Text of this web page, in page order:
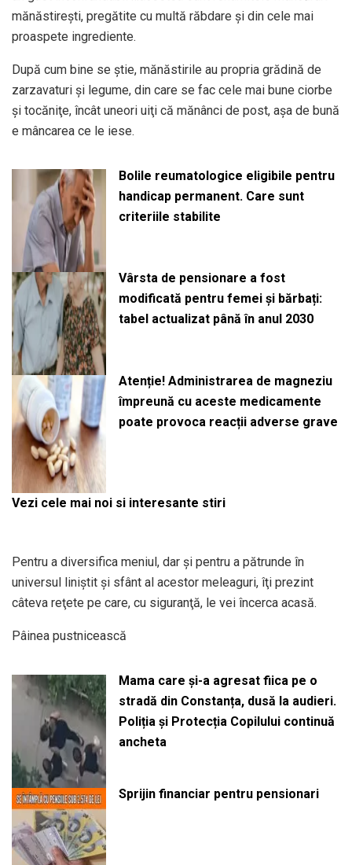
mănăstireşti, pregătite cu multă răbdare şi din cele mai
proaspete ingrediente.
După cum bine se ştie, mănăstirile au propria grădină de
zarzavaturi şi legume, din care se fac cele mai bune ciorbe
şi tocăniţe, încât uneori uiţi că mănânci de post, aşa de bună
e mâncarea ce le iese.
Bolile reumatologice eligibile pentru
handicap permanent. Care sunt
criteriile stabilite
Vârsta de pensionare a fost
modificată pentru femei și bărbați:
tabel actualizat până în anul 2030
Atenție! Administrarea de magneziu
împreună cu aceste medicamente
poate provoca reacții adverse grave
Vezi cele mai noi si interesante stiri
Pentru a diversifica meniul, dar şi pentru a pătrunde în
universul liniştit şi sfânt al acestor meleaguri, îţi prezint
câteva reţete pe care, cu siguranţă, le vei încerca acasă.
Pâinea pustnicească
Mama care și-a agresat fiica pe o
stradă din Constanța, dusă la audieri.
Poliția și Protecția Copilului continuă
ancheta
Sprijin financiar pentru pensionari